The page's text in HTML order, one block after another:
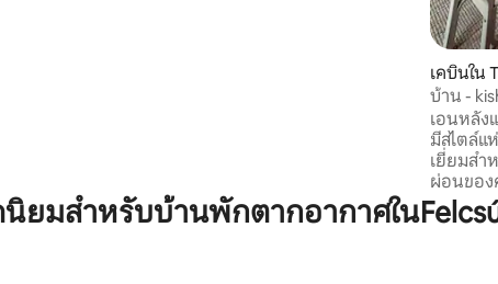
เคบินใน
บ้าน -
เอนหลัง
มีสไตล์แ
เยี่ยมสำ
ผ่อนของ
สงบและ
สำหรับห
ยมสำหรับบ้านพักตากอากาศใน